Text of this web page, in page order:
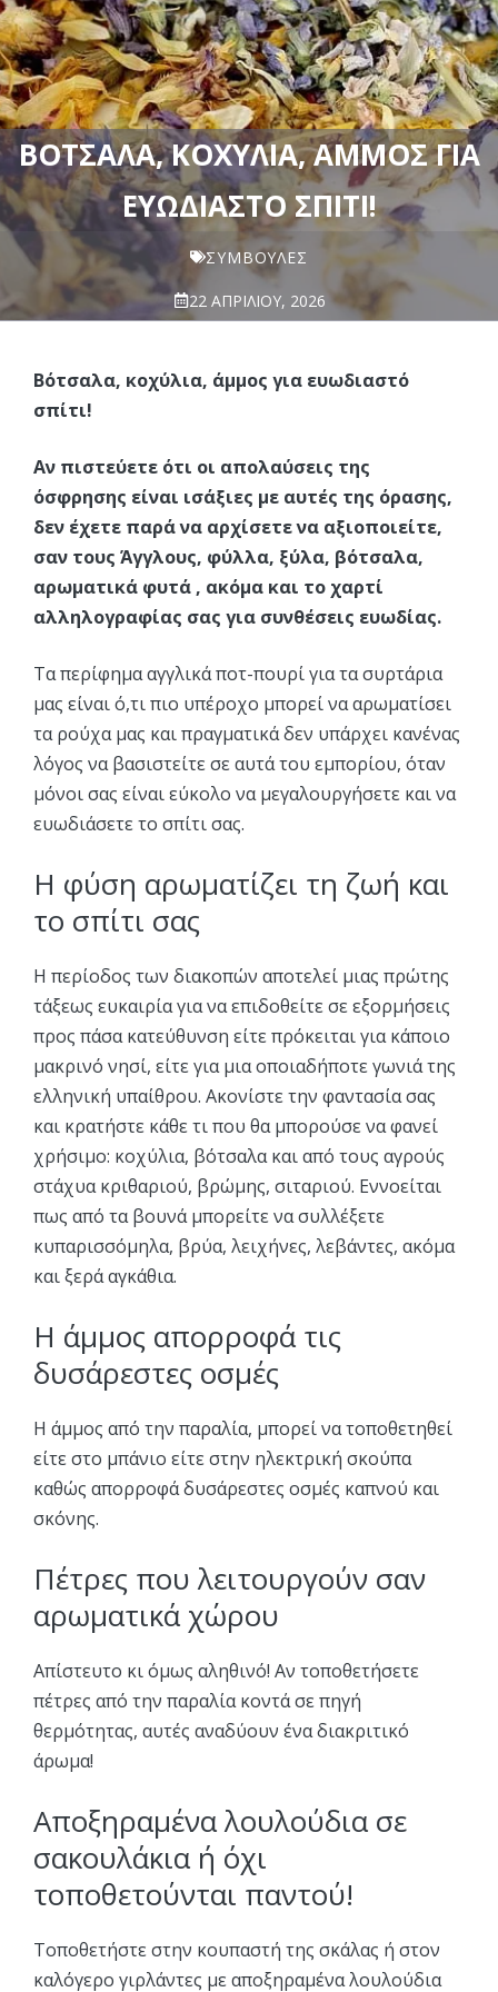
BΌΤΣΑΛΑ, ΚΟΧΎΛΙΑ, ΆΜΜΟΣ ΓΙΑ
ΕΥΩΔΙΑΣΤΌ ΣΠΊΤΙ!
ΣΥΜΒΟΥΛΈΣ
22 ΑΠΡΙΛΊΟΥ, 2026
Bότσαλα, κοχύλια, άμμος για ευωδιαστό
σπίτι!
Αν πιστεύετε ότι οι απολαύσεις της
όσφρησης είναι ισάξιες με αυτές της όρασης,
δεν έχετε παρά να αρχίσετε να αξιοποιείτε,
σαν τους Άγγλους, φύλλα, ξύλα, βότσαλα,
αρωματικά φυτά , ακόμα και το χαρτί
αλληλογραφίας σας για συνθέσεις ευωδίας.
Τα περίφημα αγγλικά ποτ-πουρί για τα συρτάρια
μας είναι ό,τι πιο υπέροχο μπορεί να αρωματίσει
τα ρούχα μας και πραγματικά δεν υπάρχει κανένας
λόγος να βασιστείτε σε αυτά του εμπορίου, όταν
μόνοι σας είναι εύκολο να μεγαλουργήσετε και να
ευωδιάσετε το σπίτι σας.
Η φύση αρωματίζει τη ζωή και
το σπίτι σας
Η περίοδος των διακοπών αποτελεί μιας πρώτης
τάξεως ευκαιρία για να επιδοθείτε σε εξορμήσεις
προς πάσα κατεύθυνση είτε πρόκειται για κάποιο
μακρινό νησί, είτε για μια οποιαδήποτε γωνιά της
ελληνική υπαίθρου. Ακονίστε την φαντασία σας
και κρατήστε κάθε τι που θα μπορούσε να φανεί
χρήσιμο: κοχύλια, βότσαλα και από τους αγρούς
στάχυα κριθαριού, βρώμης, σιταριού. Εννοείται
πως από τα βουνά μπορείτε να συλλέξετε
κυπαρισσόμηλα, βρύα, λειχήνες, λεβάντες, ακόμα
και ξερά αγκάθια.
Η άμμος απορροφά τις
δυσάρεστες οσμές
Η άμμος από την παραλία, μπορεί να τοποθετηθεί
είτε στο μπάνιο είτε στην ηλεκτρική σκούπα
καθώς απορροφά δυσάρεστες οσμές καπνού και
σκόνης.
Πέτρες που λειτουργούν σαν
αρωματικά χώρου
Απίστευτο κι όμως αληθινό! Αν τοποθετήσετε
πέτρες από την παραλία κοντά σε πηγή
θερμότητας, αυτές αναδύουν ένα διακριτικό
άρωμα!
Αποξηραμένα λουλούδια σε
σακουλάκια ή όχι
τοποθετούνται παντού!
Τοποθετήστε στην κουπαστή της σκάλας ή στον
καλόγερο γιρλάντες με αποξηραμένα λουλούδια